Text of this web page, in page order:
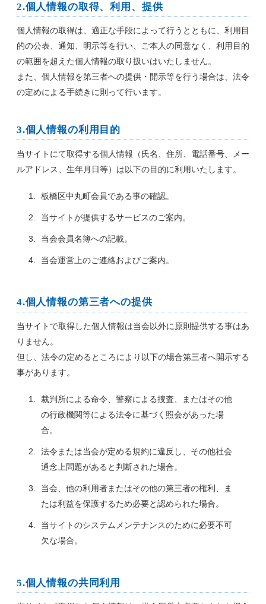
2.個人情報の取得、利用、提供
個人情報の取得は、適正な手段によって行うとともに、利用目
的の公表、通知、明示等を行い、ご本人の同意なく、利用目的
の範囲を超えた個人情報の取り扱いはいたしません。
また、個人情報を第三者への提供・開示等を行う場合は、法令
の定めによる手続きに則って行います。
3.個人情報の利用目的
当サイトにて取得する個人情報（氏名、住所、電話番号、メー
ルアドレス、生年月日等）は以下の目的に利用いたします。
板橋区中丸町会員である事の確認。
当サイトが提供するサービスのご案内。
当会会員名簿への記載。
当会運営上のご連絡およびご案内。
4.個人情報の第三者への提供
当サイトで取得した個人情報は当会以外に原則提供する事はあ
りません。
但し、法令の定めるところにより以下の場合第三者へ開示する
事があります。
裁判所による命令、警察による捜査、またはその他
の行政機関等による法令に基づく照会があった場
合。
法令または当会が定める規約に違反し、その他社会
通念上問題があると判断された場合。
当会、他の利用者またはその他の第三者の権利、ま
たは利益を保護するため必要と認められた場合。
当サイトのシステムメンテナンスのために必要不可
欠な場合。
5.個人情報の共同利用